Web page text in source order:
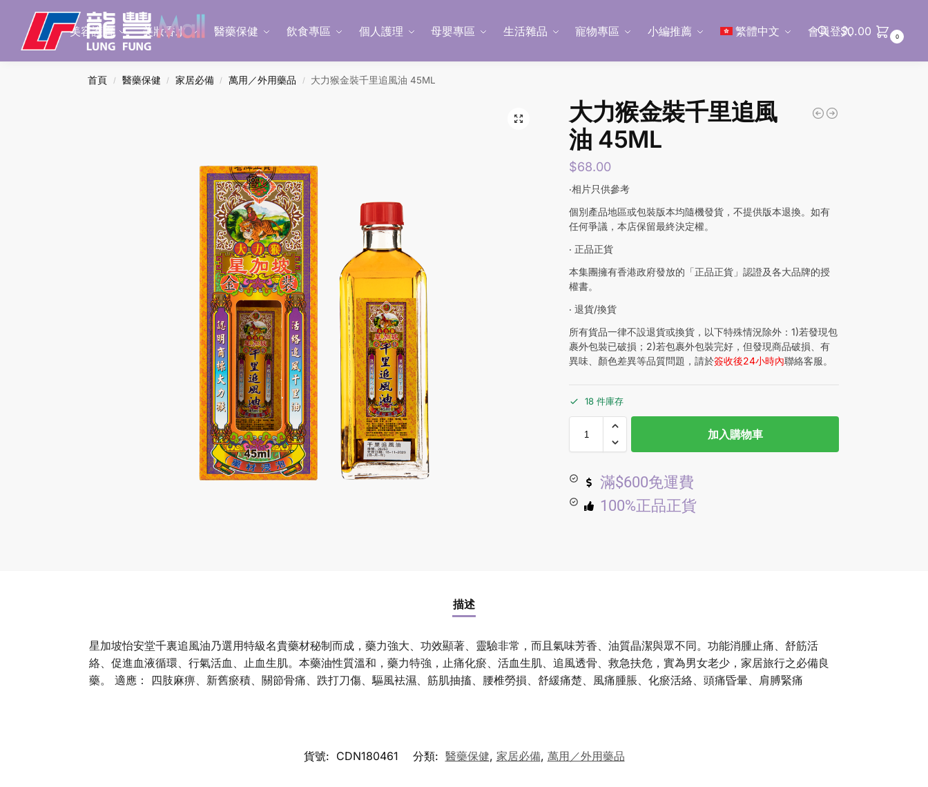
美容護膚 美妝香水 醫藥保健 飲食專區 個人護理 母嬰專區 生活雜品 寵物專區 小編推薦 繁體中文 會員登入
Search
$0.00 0
首頁 / 醫藥保健 / 家居必備 / 萬用／外用藥品 / 大力猴金裝千里追風油 45ML
大力猴金裝千里追風
油 45ML
$68.00
‧相片只供參考
個別產品地區或包裝版本均隨機發貨，不提供版本退換。如有
任何爭議，本店保留最終決定權。
‧ 正品正貨
本集團擁有香港政府發放的「正品正貨」認證及各大品牌的授
權書。
‧ 退貨/換貨
所有貨品一律不設退貨或換貨，以下特殊情況除外：1)若發現包
裹外包裝已破損；2)若包裹外包裝完好，但發現商品破損、有
異味、顏色差異等品質問題，請於簽收後24小時內聯絡客服。
18 件庫存
加入購物車
滿$600免運費
100%正品正貨
描述
星加坡怡安堂千裏追風油乃選用特級名貴藥材秘制而成，藥力強大、功效顯著、靈驗非常，而且氣味芳香、油質晶潔與眾不同。功能消腫止痛、舒筋活
絡、促進血液循環、行氣活血、止血生肌。本藥油性質溫和，藥力特強，止痛化瘀、活血生肌、追風透骨、救急扶危，實為男女老少，家居旅行之必備良
藥。 適應： 四肢麻痹、新舊瘀積、關節骨痛、跌打刀傷、驅風袪濕、筋肌抽搐、腰椎勞損、舒緩痛楚、風痛腫脹、化瘀活絡、頭痛昏暈、肩膊緊痛
貨號: CDN180461 分類: 醫藥保健, 家居必備, 萬用／外用藥品